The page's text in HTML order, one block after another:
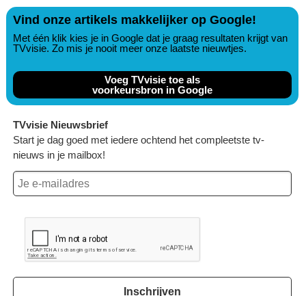
Vind onze artikels makkelijker op Google!
Met één klik kies je in Google dat je graag resultaten krijgt van
TVvisie. Zo mis je nooit meer onze laatste nieuwtjes.
Voeg TVvisie toe als
voorkeursbron in Google
TVvisie Nieuwsbrief
Start je dag goed met iedere ochtend het compleetste tv-
nieuws in je mailbox!
Inschrijven